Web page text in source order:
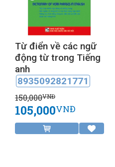
Từ điển về các ngữ
động từ trong Tiếng
anh
8935092821771
150,000VNĐ
105,000VNĐ